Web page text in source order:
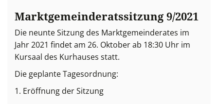
Marktgemeinderatssitzung 9/2021
Die neunte Sitzung des Marktgemeinderates im
Jahr 2021 findet am 26. Oktober ab 18:30 Uhr im
Kursaal des Kurhauses statt.
Die geplante Tagesordnung:
1. Eröffnung der Sitzung